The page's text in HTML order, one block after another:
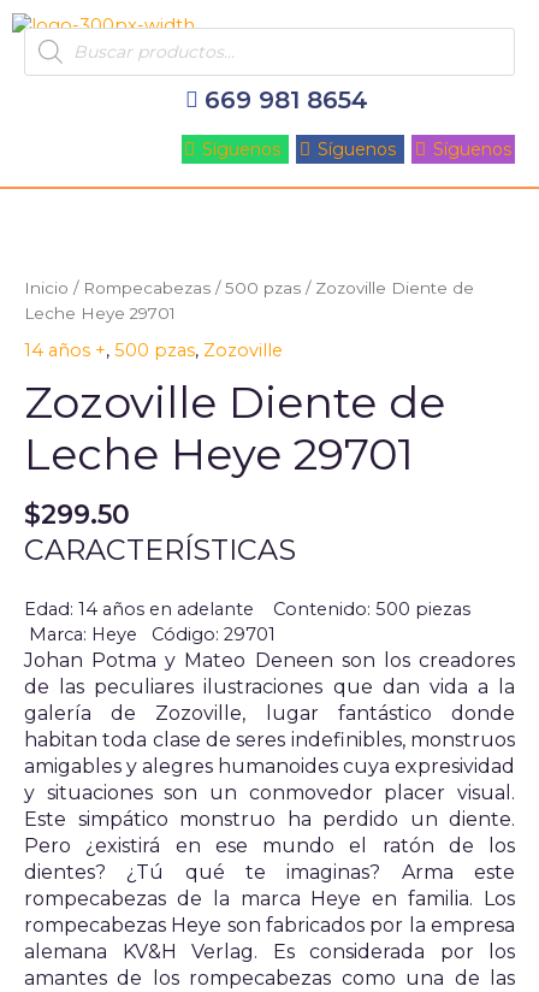
al
contenido
Products
search
669 981 8654
Síguenos Síguenos Síguenos
Inicio / Rompecabezas /500 pzas / Zozoville Diente de
Leche Heye 29701
14 años +, 500 pzas, Zozoville
Zozoville Diente de
Leche Heye 29701
$299.50
CARACTERÍSTICAS
Edad: 14 años en adelante Contenido: 500 piezas
Marca: Heye Código: 29701
Johan Potma y Mateo Deneen son los creadores
de las peculiares ilustraciones que dan vida a la
galería de Zozoville, lugar fantástico donde
habitan toda clase de seres indefinibles, monstruos
amigables y alegres humanoides cuya expresividad
y situaciones son un conmovedor placer visual.
Este simpático monstruo ha perdido un diente.
Pero ¿existirá en ese mundo el ratón de los
dientes? ¿Tú qué te imaginas? Arma este
rompecabezas de la marca Heye en familia. Los
rompecabezas Heye son fabricados por la empresa
alemana KV&H Verlag. Es considerada por los
amantes de los rompecabezas como una de las